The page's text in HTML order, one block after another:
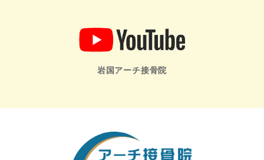
岩国アーチ接骨院